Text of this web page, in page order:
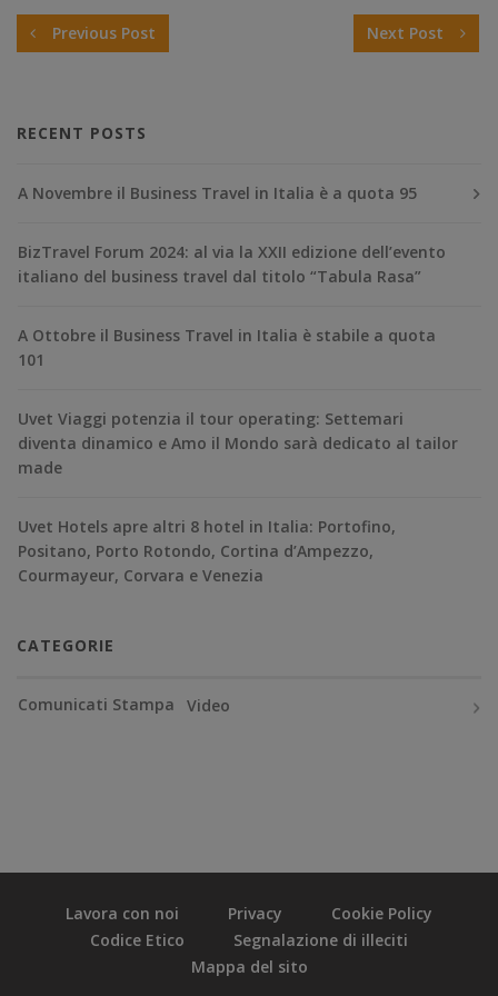
Previous Post Next Post
RECENT POSTS
A Novembre il Business Travel in Italia è a quota 95
BizTravel Forum 2024: al via la XXII edizione dell’evento
italiano del business travel dal titolo “Tabula Rasa”
A Ottobre il Business Travel in Italia è stabile a quota
101
Uvet Viaggi potenzia il tour operating: Settemari
diventa dinamico e Amo il Mondo sarà dedicato al tailor
made
Uvet Hotels apre altri 8 hotel in Italia: Portofino,
Positano, Porto Rotondo, Cortina d’Ampezzo,
Courmayeur, Corvara e Venezia
CATEGORIE
Comunicati Stampa Video
Lavora con noi Privacy
Cookie Policy
Codice Etico
Segnalazione di illeciti
Mappa del sito